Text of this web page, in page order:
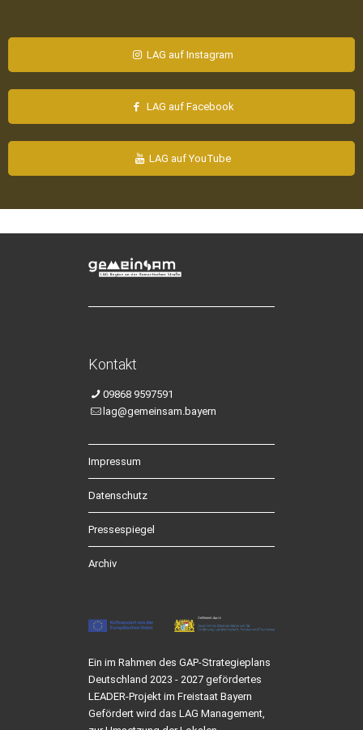
LAG auf Instagram
LAG auf Facebook
LAG auf YouTube
Kontakt
09868 9597591
lag@gemeinsam.bayern
Impressum
Datenschutz
Pressespiegel
Archiv
Ein im Rahmen des GAP-Strategieplans
Deutschland 2023 - 2027 gefördertes
LEADER-Projekt im Freistaat Bayern
Gefördert wird das LAG Management,